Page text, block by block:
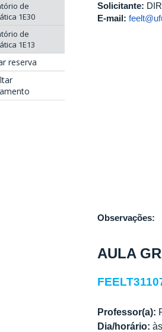
de
1E30
de
1E13
reserva
Solicitante:
E-mail:
Observações:
AULA
Professor(a):
Dia/horário: